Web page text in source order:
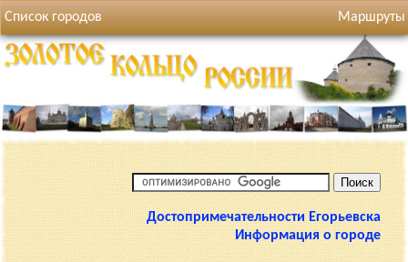
Список городов Маршруты
Достопримечательности Егорьевска
Информация о городе